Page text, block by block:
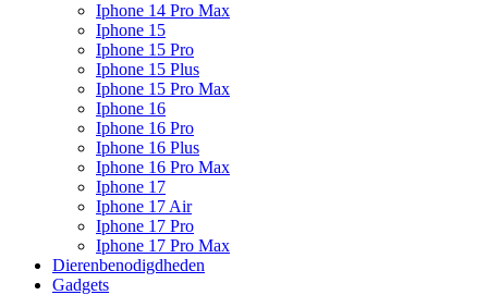
Iphone 14 Pro Max
Iphone 15
Iphone 15 Pro
Iphone 15 Plus
Iphone 15 Pro Max
Iphone 16
Iphone 16 Pro
Iphone 16 Plus
Iphone 16 Pro Max
Iphone 17
Iphone 17 Air
Iphone 17 Pro
Iphone 17 Pro Max
Dierenbenodigdheden
Gadgets